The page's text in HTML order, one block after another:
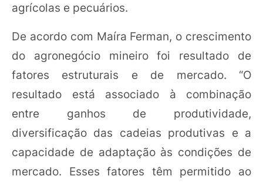
agrícolas e pecuários.
De acordo com Maíra Ferman, o crescimento
do agronegócio mineiro foi resultado de
fatores estruturais e de mercado. “O
resultado está associado à combinação
entre ganhos de produtividade,
diversificação das cadeias produtivas e a
capacidade de adaptação às condições de
mercado. Esses fatores têm permitido ao